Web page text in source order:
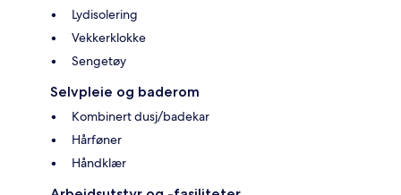
Lydisolering
Vekkerklokke
Sengetøy
Selvpleie og baderom
Kombinert dusj/badekar
Hårføner
Håndklær